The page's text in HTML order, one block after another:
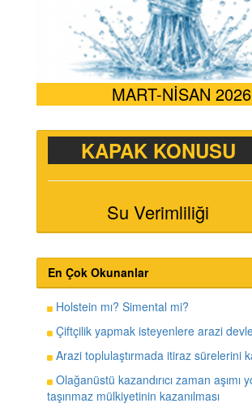
MART-NİSAN 2026
KAPAK KONUSU
Su Verimliliği
En Çok Okunanlar
Holstein mı? Simental mi?
Çiftçilik yapmak isteyenlere arazi
Arazi toplulaştırmada itiraz sürelerini
Olağanüstü kazandırıcı zaman aşımı
taşınmaz mülkiyetinin kazanılması